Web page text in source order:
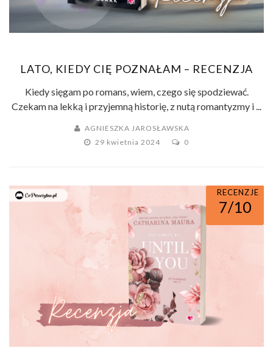
LATO, KIEDY CIĘ POZNAŁAM – RECENZJA
Kiedy sięgam po romans, wiem, czego się spodziewać.
Czekam na lekką i przyjemną historię, z nutą romantyzmy i ...
AGNIESZKA JAROSŁAWSKA
29 kwietnia 2024
0
RECENZJE
7/10